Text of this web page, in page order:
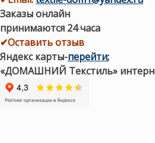
Заказы онлайн
принимаются 24 часа
✔Оставить отзыв
Яндекс карты-перейти;
«ДОМАШНИЙ Текстиль»